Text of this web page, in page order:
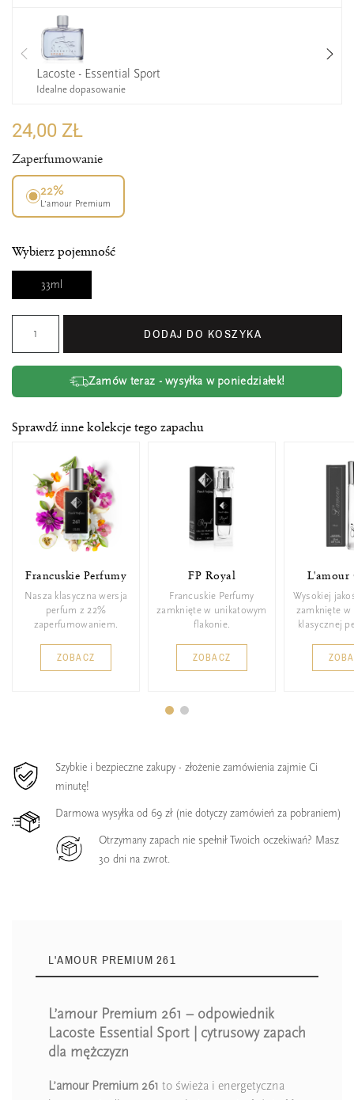
Lacoste - Essential Sport
Idealne dopasowanie
24,00 ZŁ
Zaperfumowanie
22%
L’amour Premium
Wybierz pojemność
33ml
DODAJ DO KOSZYKA
Zamów teraz - wysyłka w poniedziałek!
Sprawdź inne kolekcje tego zapachu
Francuskie Perfumy
Nasza klasyczna wersja
perfum z 22%
zaperfumowaniem.
ZOBACZ
FP Royal
Francuskie Perfumy
zamknięte w unikatowym
flakonie.
ZOBACZ
L'amour
Wysokiej
zamknięte w
klasycznej
Szybkie i bezpieczne zakupy - złożenie zamówienia zajmie Ci
minutę!
Darmowa wysyłka od 69 zł (nie dotyczy zamówień za pobraniem)
Otrzymany zapach nie spełnił Twoich oczekiwań? Masz
30 dni na zwrot.
L'AMOUR PREMIUM 261
L’amour Premium 261 – odpowiednik
Lacoste Essential Sport | cytrusowy zapach
dla mężczyzn
L’amour Premium 261 to świeża i energetyczna